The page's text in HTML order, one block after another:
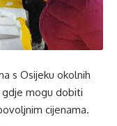
s Osijeku okolnih
gdje mogu dobiti
cijenama.